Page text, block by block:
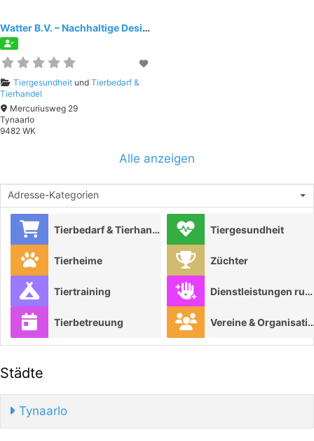
Watter B.V. – Nachhaltige Desinfektion
Tiergesundheitund Tierbedarf &
Tierhandel
Mercuriusweg 29
Tynaarlo
9482 WK
Alle anzeigen
Adresse-Kategorien
Tierbedarf & Tierhandel Tiergesundheit
Tierheime Züchter
Tiertraining Dienstleistungen rund ums Tier
Tierbetreuung Vereine &
Städte
Tynaarlo